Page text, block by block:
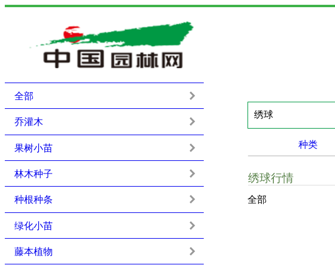
种类
绣球行情
全部
全部
乔灌木
果树小苗
林木种子
种根种条
绿化小苗
藤本植物